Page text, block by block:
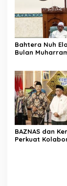
Bahtera Nuh
Bulan
BAZNAS dan
Perkuat